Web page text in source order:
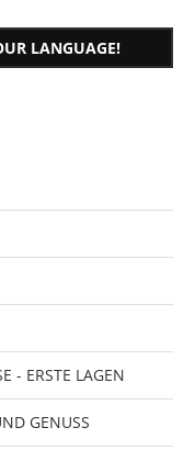
LANGUAGE!
- ERSTE LAGEN
GENUSS